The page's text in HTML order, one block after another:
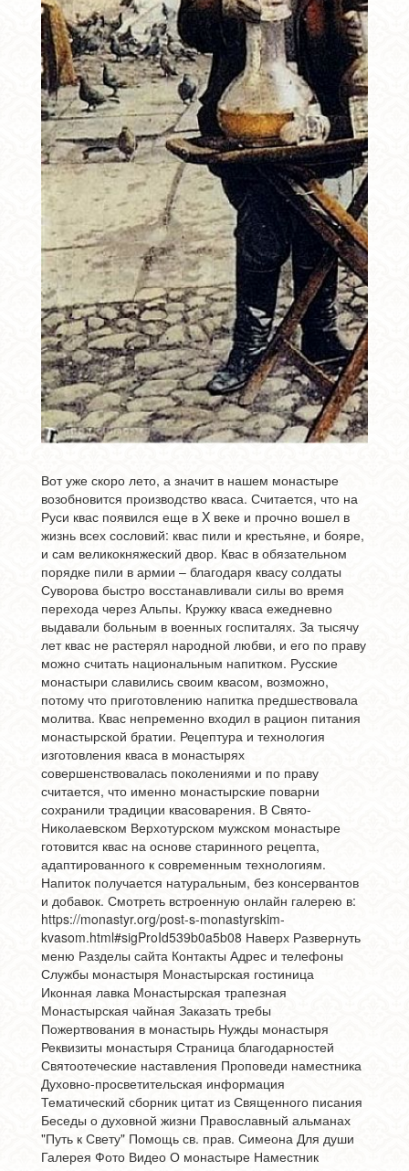
Вот уже скоро лето, а значит в нашем монастыре
возобновится производство кваса. Считается, что на
Руси квас появился еще в X веке и прочно вошел в
жизнь всех сословий: квас пили и крестьяне, и бояре,
и сам великокняжеский двор. Квас в обязательном
порядке пили в армии – благодаря квасу солдаты
Суворова быстро восстанавливали силы во время
перехода через Альпы. Кружку кваса ежедневно
выдавали больным в военных госпиталях. За тысячу
лет квас не растерял народной любви, и его по праву
можно считать национальным напитком. Русские
монастыри славились своим квасом, возможно,
потому что приготовлению напитка предшествовала
молитва. Квас непременно входил в рацион питания
монастырской братии. Рецептура и технология
изготовления кваса в монастырях
совершенствовалась поколениями и по праву
считается, что именно монастырские поварни
сохранили традиции квасоварения. В Свято-
Николаевском Верхотурском мужском монастыре
готовится квас на основе старинного рецепта,
адаптированного к современным технологиям.
Напиток получается натуральным, без консервантов
и добавок. Смотреть встроенную онлайн галерею в:
https://monastyr.org/post-s-monastyrskim-
kvasom.html#sigProId539b0a5b08 Наверх Развернуть
меню Разделы сайта Контакты Адрес и телефоны
Службы монастыря Монастырская гостиница
Иконная лавка Монастырская трапезная
Монастырская чайная Заказать требы
Пожертвования в монастырь Нужды монастыря
Реквизиты монастыря Страница благодарностей
Святоотеческие наставления Проповеди наместника
Духовно-просветительская информация
Тематический сборник цитат из Священного писания
Беседы о духовной жизни Православный альманах
"Путь к Свету" Помощь св. прав. Симеона Для души
Галерея Фото Видео О монастыре Наместник